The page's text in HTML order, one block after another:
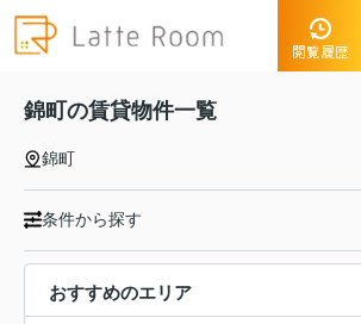
閲覧履歴
錦町の賃貸物件一覧
錦町
条件から探す
おすすめのエリア